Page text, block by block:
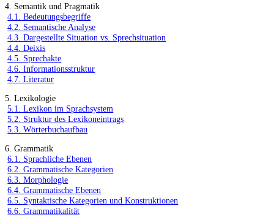
4. Semantik und Pragmatik
4.1. Bedeutungsbegriffe
4.2. Semantische Analyse
4.3. Dargestellte Situation vs. Sprechsituation
4.4. Deixis
4.5. Sprechakte
4.6. Informationsstruktur
4.7. Literatur
5. Lexikologie
5.1. Lexikon im Sprachsystem
5.2. Struktur des Lexikoneintrags
5.3. Wörterbuchaufbau
6. Grammatik
6.1. Sprachliche Ebenen
6.2. Grammatische Kategorien
6.3. Morphologie
6.4. Grammatische Ebenen
6.5. Syntaktische Kategorien und Konstruktionen
6.6. Grammatikalität